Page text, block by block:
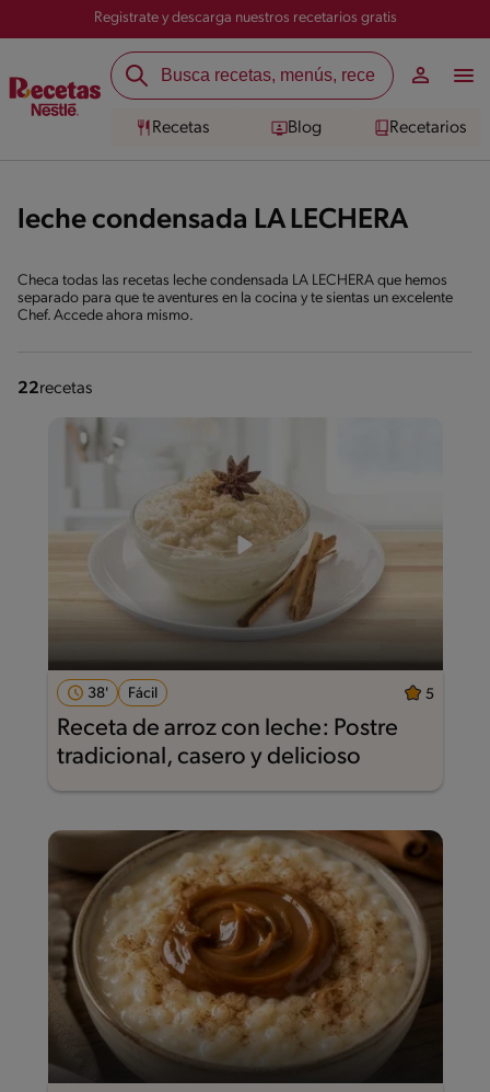
Registrate y descarga nuestros recetarios gratis
Recetas Blog Recetarios
leche condensada LA LECHERA
Checa todas las recetas leche condensada LA LECHERA que hemos
separado para que te aventures en la cocina y te sientas un excelente
Chef. Accede ahora mismo.
22recetas
38' Fácil 5
Receta de arroz con leche: Postre
tradicional, casero y delicioso